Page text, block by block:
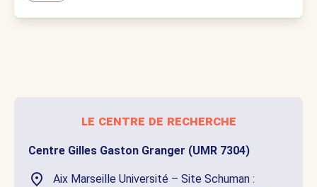
le centre de recherche
Centre Gilles Gaston Granger (UMR 7304)
Aix Marseille Université – Site Schuman :